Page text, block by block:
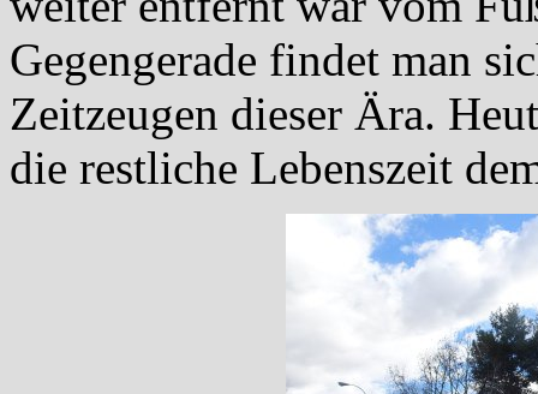
Gegengerade findet man
Zeitzeugen dieser Ära.
die restliche Lebenszeit